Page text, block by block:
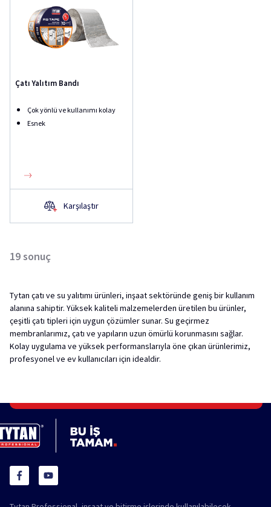
Çatı Yalıtım Bandı
Çok yönlü ve kullanımı kolay
Esnek
Karşılaştır
19sonuç
Tytan çatı ve su yalıtımı ürünleri, inşaat sektöründe geniş bir kullanım
alanına sahiptir. Yüksek kaliteli malzemelerden üretilen bu ürünler,
çeşitli çatı tipleri için uygun çözümler sunar. Su geçirmez
membranlarımız, çatı ve yapıların uzun ömürlü korunmasını sağlar.
Kolay uygulama ve yüksek performanslarıyla öne çıkan ürünlerimiz,
profesyonel ve ev kullanıcıları için idealdir.